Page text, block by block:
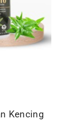
Kencing